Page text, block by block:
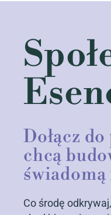
Dołącz
chcą
świadomą
Co środę